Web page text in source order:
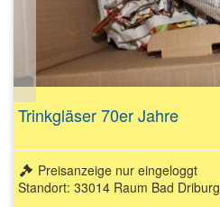
Trinkgläser 70er Jahre
Preisanzeige nur eingeloggt
Standort: 33014 Raum Bad Driburg